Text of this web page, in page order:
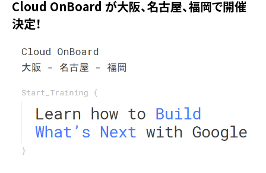
Cloud OnBoard が大阪、名古屋、福岡で開催
決定！